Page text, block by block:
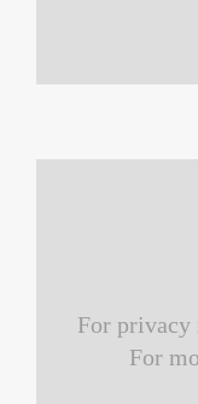
For privacy
For